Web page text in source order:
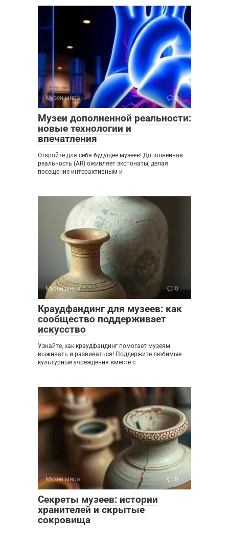
Музеи мира 0
Музеи дополненной реальности:
новые технологии и
впечатления
Откройте для себя будущее музеев! Дополненная
реальность (AR) оживляет экспонаты, делая
посещение интерактивным и
Музеи мира 0
Краудфандинг для музеев: как
сообщество поддерживает
искусство
Узнайте, как краудфандинг помогает музеям
выживать и развиваться! Поддержите любимые
культурные учреждения вместе с
Музеи мира 0
Секреты музеев: истории
хранителей и скрытые
сокровища